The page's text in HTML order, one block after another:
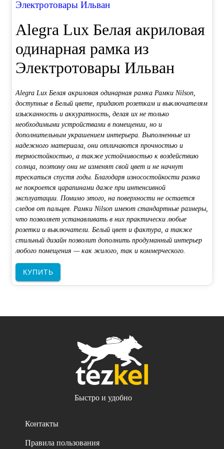
Электротовары Ильван
Alegra Lux Белая акриловая
одинарная рамка из
Электротовары Ильван
Alegra Lux Белая акриловая одинарная рамка Рамки Nilson,
доступные в Белый цвете, придают розеткам и выключателям
изысканность и аккуратность, делая их не только
необходимыми устройствами в помещении, но и
дополнительным украшением интерьера. Выполненные из
надежного материала, они отличаются прочностью и
термостойкостью, а также устойчивостью к воздействию
солнца, поэтому они не изменят свой цвет и не начнут
трескаться спустя годы. Благодаря износостойкости рамка
не покроется царапинами даже при интенсивной
эксплуатации. Помимо этого, на поверхности не остается
следов от пальцев. Рамки Nilson имеют стандартные размеры,
что позволяет устанавливать в них практически любые
розетки и выключатели. Белый цвет и фактура, а также
стильный дизайн позволит дополнить продуманный интерьер
любого помещения — как жилого, так и коммерческого.
КУПИТЬ
Быстро и удобно
Контакты
Правила пользования